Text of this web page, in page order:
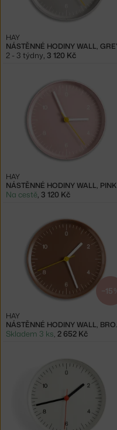
NÁSTĚNNÉ HODINY WALL,
HAY
2 - 3 týdny, 3 120 Kč
NÁSTĚNNÉ HODINY WALL, PINK
HAY
Na cestě, 3 120 Kč
−15
HAY
Skladem 3 ks, 2 652 Kč